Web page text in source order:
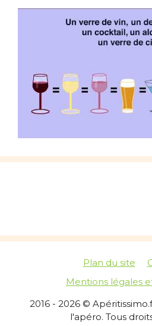
Plan du site
Mentions légales
2016 - 2026 ©
l'apéro. Tous